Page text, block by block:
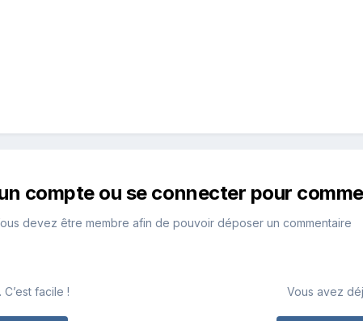
compte ou se connecter pour
devez être membre afin de pouvoir déposer un commentaire
facile ! Vous avez